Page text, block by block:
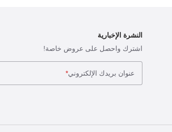
النشرة الإخبارية
اشترك واحصل على عروض خاصة!
عنوان بريدك الإلكتروني*